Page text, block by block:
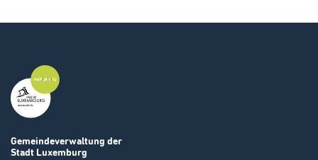
Gemeindeverwaltung der
Stadt Luxemburg